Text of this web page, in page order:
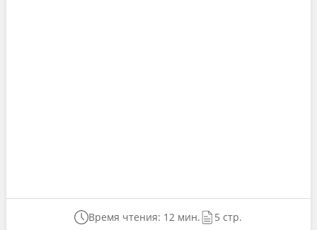
Время чтения: 12 мин. 5 стр.